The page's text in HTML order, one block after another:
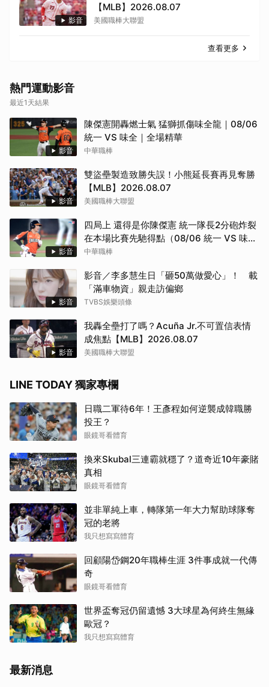
影音
【MLB】2026.08.07
美國職棒大聯盟
查看更多
熱門運動影音
最近1天結果
影音
陳傑憲開轟燃士氣 猛獅抓傷味全龍｜08/06
統一 VS 味全｜全場精華
中華職棒
影音
雙盜壘製造致勝失誤！小熊延長賽再見奪勝
【MLB】2026.08.07
美國職棒大聯盟
影音
四局上 還得是你陳傑憲 統一隊長2分砲炸裂
在本場比賽先馳得點（08/06 統一 VS 味
全）
中華職棒
影音
影音／李多慧生日「砸50萬做愛心」！ 載
「滿車物資」親走訪偏鄉
TVBS娛樂頭條
影音
我轟全壘打了嗎？Acuña Jr.不可置信表情
成焦點【MLB】2026.08.07
美國職棒大聯盟
LINE TODAY 獨家專欄
日職二軍待6年！王彥程如何逆襲成韓職勝
投王？
眼鏡哥看體育
換來Skubal三連霸就穩了？道奇近10年豪賭
真相
眼鏡哥看體育
並非單純上車，轉隊第一年大力幫助球隊奪
冠的老將
我只想寫寫體育
回顧陽岱鋼20年職棒生涯 3件事成就一代傳
奇
眼鏡哥看體育
世界盃奪冠仍留遺憾 3大球星為何終生無緣
歐冠？
我只想寫寫體育
最新消息